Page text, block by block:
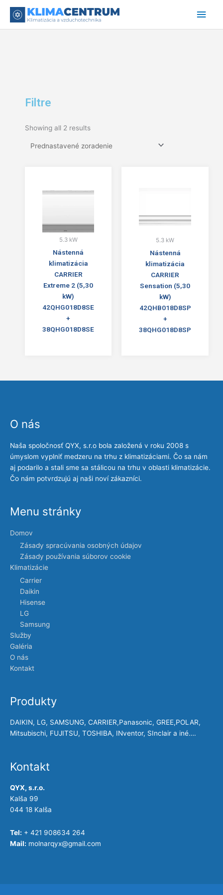
Filtre
Showing all 2 results
5.3 kW
Nástenná
klimatizácia
CARRIER
Extreme 2 (5,30
kW)
42QHG018D8SE
+
38QHG018D8SE
5.3 kW
Nástenná
klimatizácia
CARRIER
Sensation (5,30
kW)
42QHB018D8SP
+
38QHG018D8SP
O nás
Naša spoločnosť QYX, s.r.o bola založená v roku 2008 s
úmyslom vyplniť medzeru na trhu z klimatizáciami. Čo sa nám
aj podarilo a stali sme sa stálicou na trhu v oblasti klimatizácie.
Čo nám potvrdzujú aj naši noví zákazníci.
Menu stránky
Domov
Zásady spracúvania osobných údajov
Zásady používania súborov cookie
Klimatizácie
Carrier
Daikin
Hisense
LG
Samsung
Služby
Galéria
O nás
Kontakt
Produkty
DAIKIN, LG, SAMSUNG, CARRIER,Panasonic, GREE,POLAR,
Mitsubischi, FUJITSU, TOSHIBA, INventor, SInclair a iné….
Kontakt
QYX, s.r.o.
Kalša 99
044 18 Kalša
Tel: + 421 908634 264
Mail: molnarqyx@gmail.com